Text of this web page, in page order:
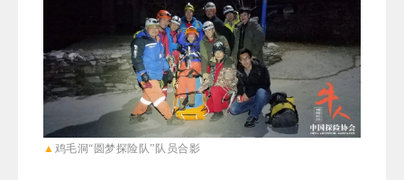
▲ 鸡毛洞“圆梦探险队”队员合影